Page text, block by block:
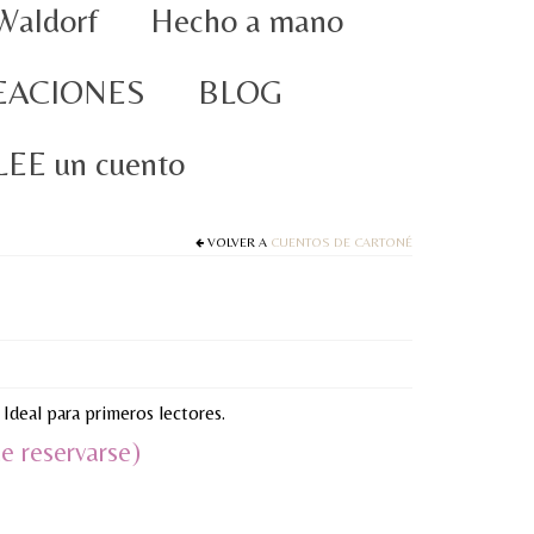
Hecho a mano
BLOG
un cuento
VOLVER A CUENTOS DE CARTONÉ
para primeros lectores.
reservarse)